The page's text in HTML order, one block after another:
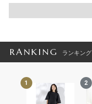
RANKING ランキング
1 2